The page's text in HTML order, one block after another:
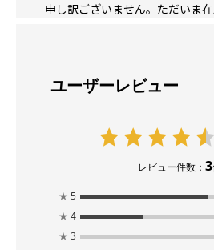
申し訳ございません。ただいま在
ユーザーレビュー
レビュー件数： 3
★ 5
★ 4
★ 3